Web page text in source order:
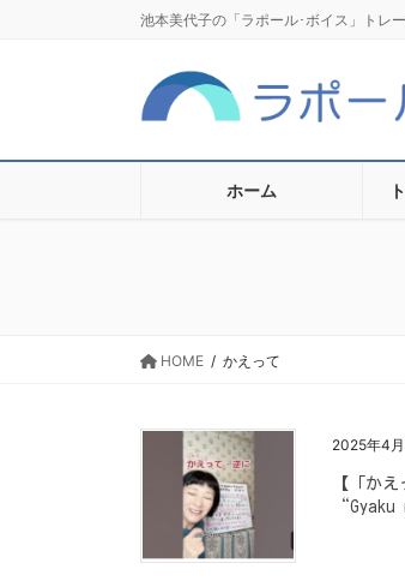
に
ョ
池本美代子の「ラポール･ボイス」トレ
ホーム
HOME かえって
2025年4
【「か
“Gyaku